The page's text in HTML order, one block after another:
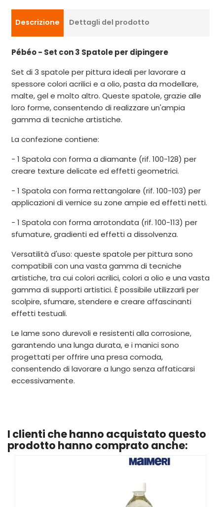
Descrizione Dettagli del prodotto
Pébéo - Set con 3 Spatole per dipingere
Set di 3 spatole per pittura ideali per lavorare a
spessore colori acrilici e a olio, pasta da modellare,
malte, gel e molto altro. Queste spatole, grazie alle
loro forme, consentendo di realizzare un'ampia
gamma di tecniche artistiche.
La confezione contiene:
- 1 Spatola con forma a diamante (rif. 100-128) per
creare texture delicate ed effetti geometrici.
- 1 Spatola con forma rettangolare (rif. 100-103) per
applicazioni di vernice su zone ampie ed effetti netti.
- 1 Spatola con forma arrotondata (rif. 100-113) per
sfumature, gradienti ed effetti a dissolvenza.
Versatilità d'uso: queste spatole per pittura sono
compatibili con una vasta gamma di tecniche
artistiche, tra cui colori acrilici, colori a olio e una vasta
gamma di supporti artistici. È possibile utilizzarli per
scolpire, sfumare, stendere e creare affascinanti
effetti testuali.
Le lame sono durevoli e resistenti alla corrosione,
garantendo una lunga durata, e i manici sono
progettati per offrire una presa comoda,
consentendo di lavorare a lungo senza affaticarsi
eccessivamente.
I clienti che hanno acquistato questo
prodotto hanno comprato anche: